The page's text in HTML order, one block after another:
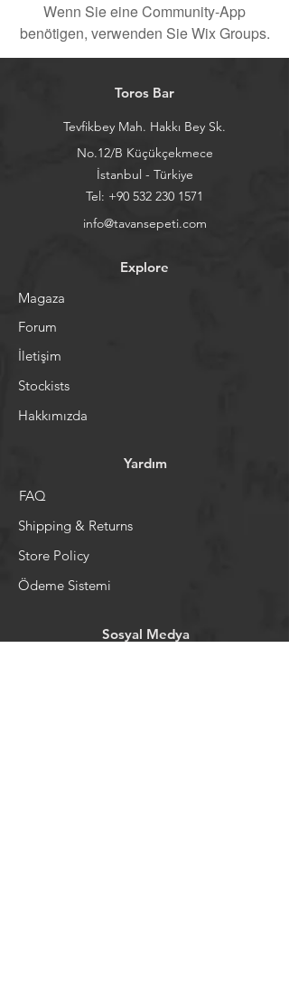
Wenn Sie eine Community-App
benötigen, verwenden Sie Wix Groups.
Toros Bar
Tevfikbey Mah. Hakkı Bey Sk.
No.12/B Küçükçekmece
İstanbul - Türkiye
Tel: +90 532 230 1571
info@tavansepeti.com
Explore
Magaza
Forum
İletişim
Stockists
Hakkımızda
Yardım
FAQ
Shipping & Returns
Store Policy
Ödeme Sistemi
Sosyal Medya